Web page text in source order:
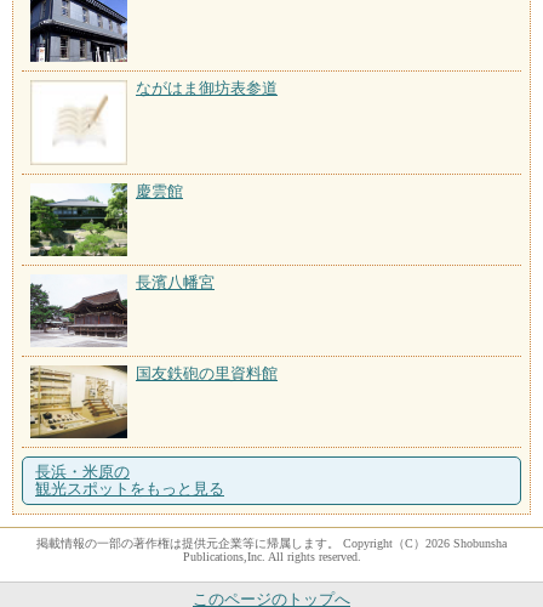
ながはま御坊表参道
慶雲館
長濱八幡宮
国友鉄砲の里資料館
長浜・米原の
観光スポットをもっと見る
掲載情報の一部の著作権は提供元企業等に帰属します。 Copyright（C）2026 Shobunsha
Publications,Inc. All rights reserved.
このページのトップへ